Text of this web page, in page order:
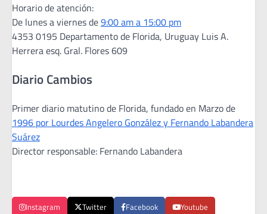
Horario de atención:
De lunes a viernes de9:00 am a 15:00 pm
4353 0195 Departamento de Florida, Uruguay Luis A.
Herrera esq. Gral. Flores 609
Diario Cambios
Primer diario matutino de Florida, fundado en Marzo de
1996 por Lourdes Angelero González y Fernando Labandera
Suárez
Director responsable: Fernando Labandera
Instagram Twitter Facebook Youtube